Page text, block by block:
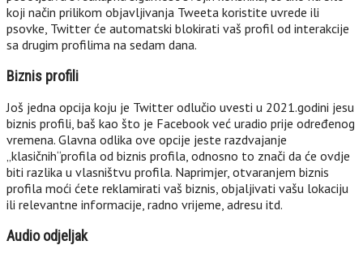
koji način prilikom objavljivanja Tweeta koristite uvrede ili
psovke, Twitter će automatski blokirati vaš profil od interakcije
sa drugim profilima na sedam dana.
Biznis profili
Još jedna opcija koju je Twitter odlučio uvesti u 2021.godini jesu
biznis profili, baš kao što je Facebook već uradio prije određenog
vremena. Glavna odlika ove opcije jeste razdvajanje
„klasičnih“profila od biznis profila, odnosno to znači da će ovdje
biti razlika u vlasništvu profila. Naprimjer, otvaranjem biznis
profila moći ćete reklamirati vaš biznis, objaljivati vašu lokaciju
ili relevantne informacije, radno vrijeme, adresu itd.
Audio odjeljak